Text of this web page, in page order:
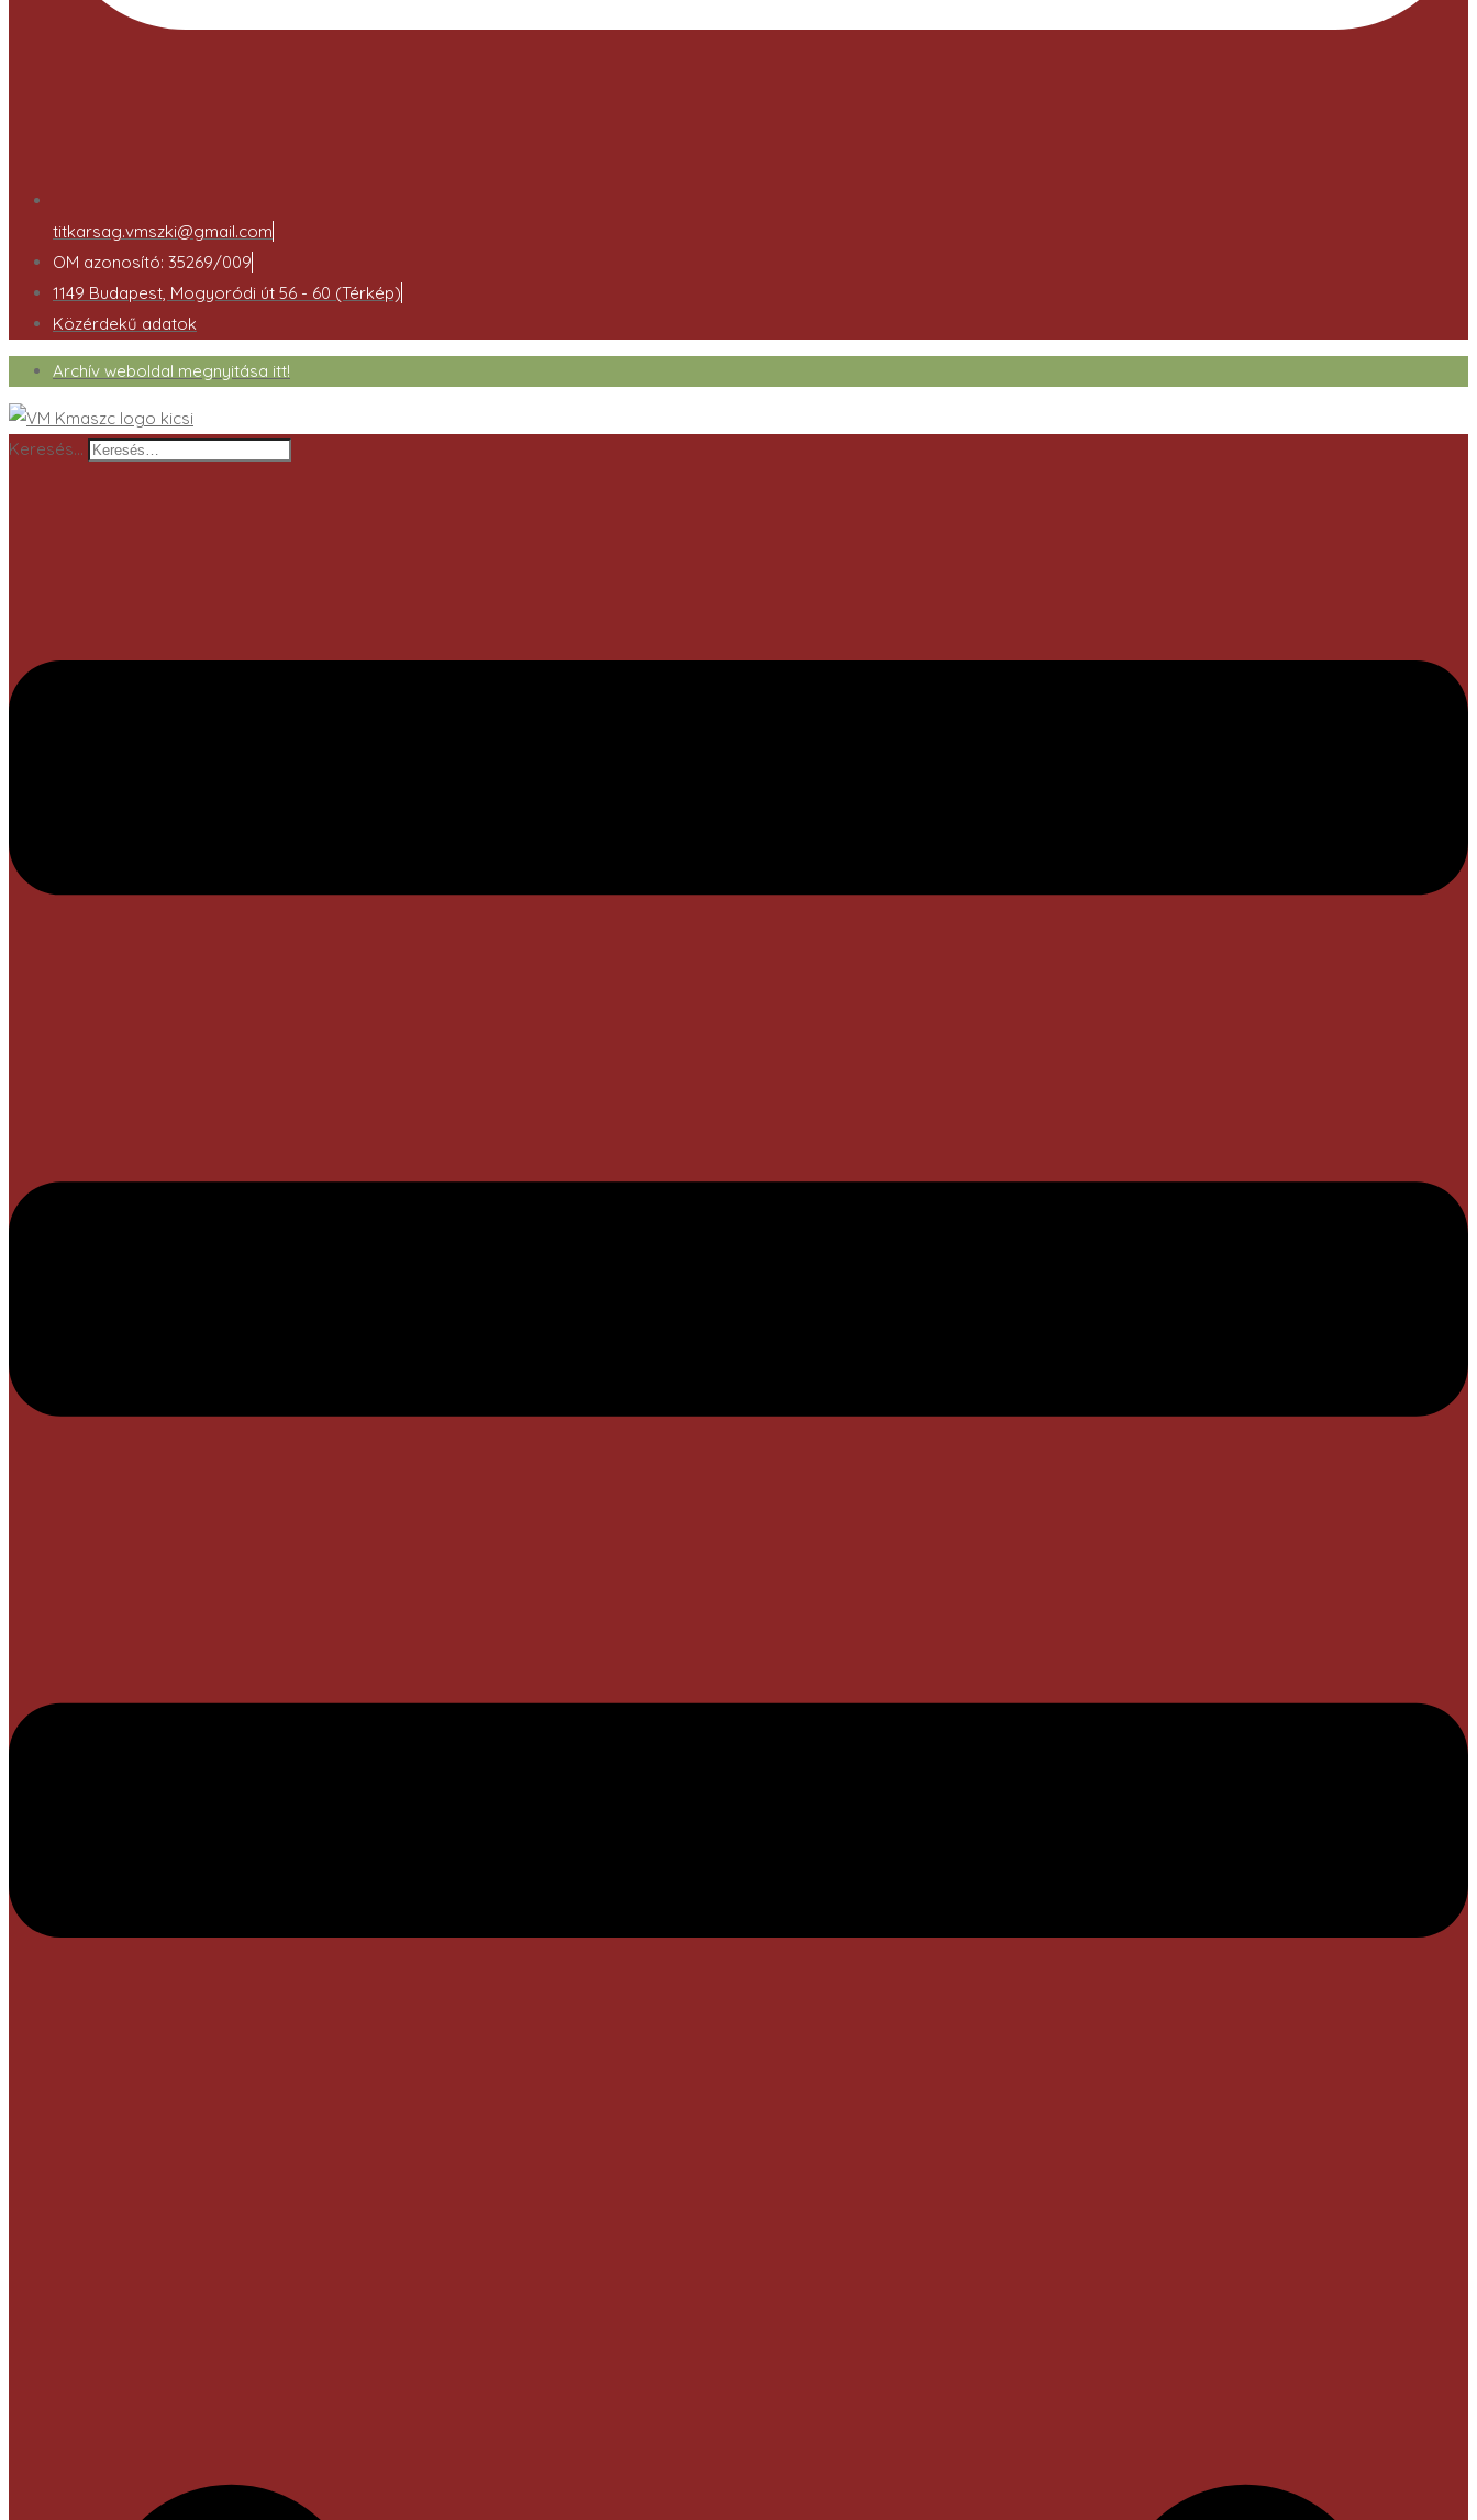
titkarsag.vmszki@gmail.com
OM azonosító: 35269/009
1149 Budapest, Mogyoródi út 56 - 60 (Térkép)
Közérdekű adatok
Archív weboldal megnyitása itt!
Keresés…